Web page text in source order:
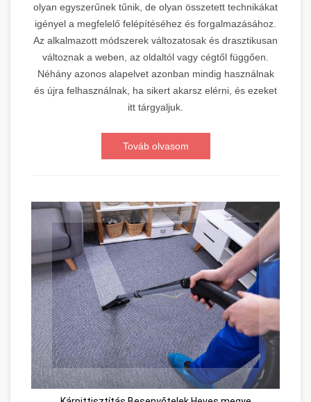
olyan egyszerűnek tűnik, de olyan összetett technikákat
igényel a megfelelő felépítéséhez és forgalmazásához.
Az alkalmazott módszerek változatosak és drasztikusan
változnak a weben, az oldaltól vagy cégtől függően.
Néhány azonos alapelvet azonban mindig használnak
és újra felhasználnak, ha sikert akarsz elérni, és ezeket
itt tárgyaljuk.
Továb olvasom